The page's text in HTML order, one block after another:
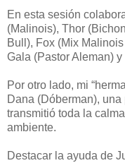
En esta sesión
(Malinois), Thor
Bull), Fox (Mix
Gala (Pastor Aleman)
Por otro lado, mi
Dana (Dóberman),
transmitió toda la
ambiente.
Destacar la ayuda de